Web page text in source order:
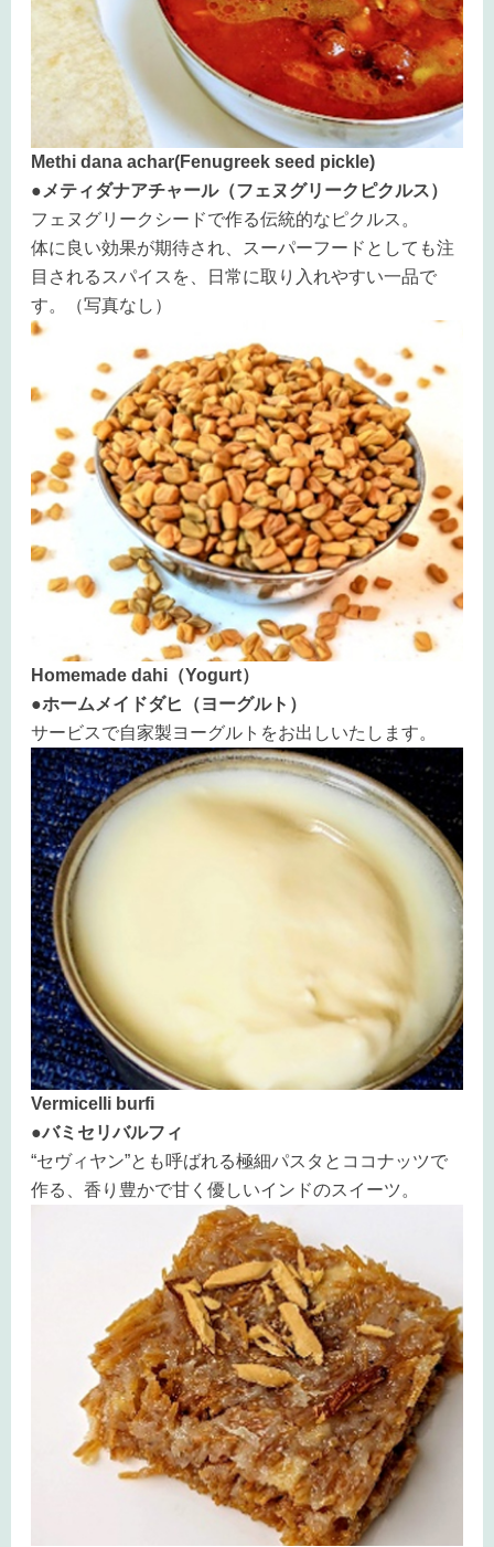
Methi dana achar(Fenugreek seed pickle)
●メティダナアチャール（フェヌグリークピクルス）
フェヌグリークシードで作る伝統的なピクルス。
体に良い効果が期待され、スーパーフードとしても注
目されるスパイスを、日常に取り入れやすい一品で
す。（写真なし）
Homemade dahi（Yogurt）
●ホームメイドダヒ（ヨーグルト）
サービスで自家製ヨーグルトをお出しいたします。
Vermicelli burfi
●バミセリバルフィ
“セヴィヤン”とも呼ばれる極細パスタとココナッツで
作る、香り豊かで甘く優しいインドのスイーツ。